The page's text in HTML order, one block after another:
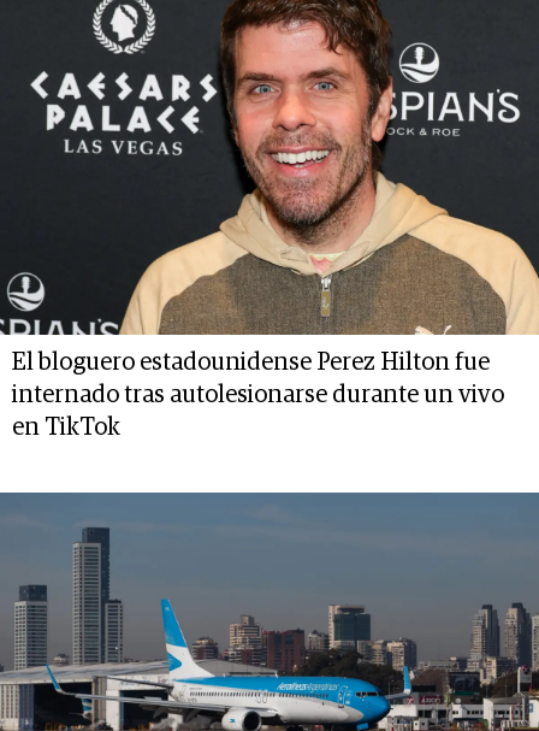
El bloguero estadounidense Perez Hilton fue
internado tras autolesionarse durante un vivo
en TikTok